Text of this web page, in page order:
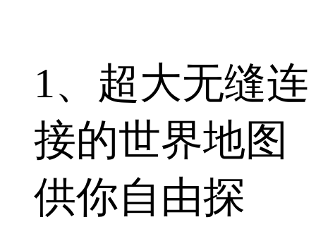
1、超大无缝连
接的世界地图
供你自由探